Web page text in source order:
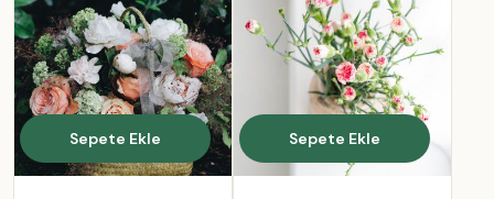
Sepete Ekle Sepete Ekle